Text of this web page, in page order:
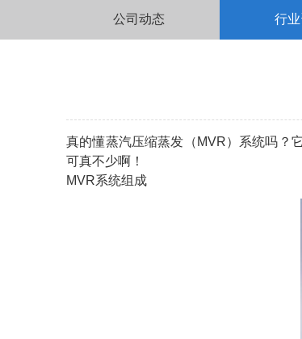
公司动态 行
真的懂蒸汽压缩蒸发（MVR）系统吗？
可真不少啊！
MVR系统组成